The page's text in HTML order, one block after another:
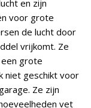
en zijn
voor grote
de lucht door
vrijkomt. Ze
grote
niet geschikt voor
Ze zijn
vet